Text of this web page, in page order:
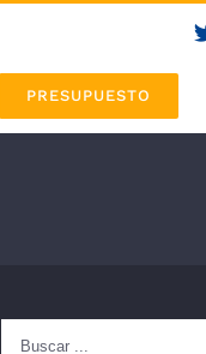
PRESUPUESTO
Search